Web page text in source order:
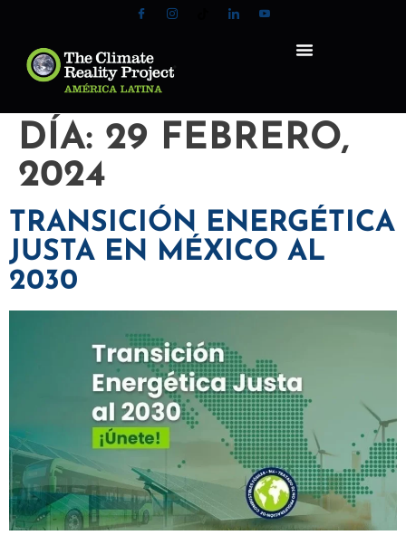
DÍA: 29 FEBRERO,
2024
TRANSICIÓN ENERGÉTICA
JUSTA EN MÉXICO AL
2030